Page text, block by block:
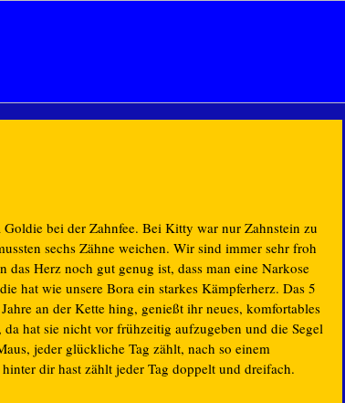
bei der Zahnfee. Bei Kitty war nur Zahnstein zu
sechs Zähne weichen. Wir sind immer sehr froh
das Herz noch gut genug ist, dass man eine Narkose
hat wie unsere Bora ein starkes Kämpferherz. Das 5
an der Kette hing, genießt ihr neues, komfortables
da hat sie nicht vor frühzeitig aufzugeben und die Segel
jeder glückliche Tag zählt, nach so einem
dir hast zählt jeder Tag doppelt und dreifach.